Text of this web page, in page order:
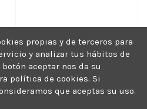
propias y de terceros para
y analizar tus hábitos de
aceptar nos da su
política de cookies. Si
que aceptas su uso.